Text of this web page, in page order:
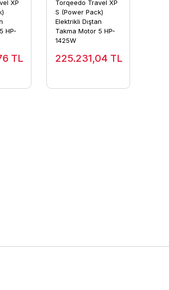
XP
HP-
TL
Torqeedo Travel XP
S (Power Pack)
Elektrikli Dıştan
Takma Motor 5 HP-
1425W
225.231,04 TL